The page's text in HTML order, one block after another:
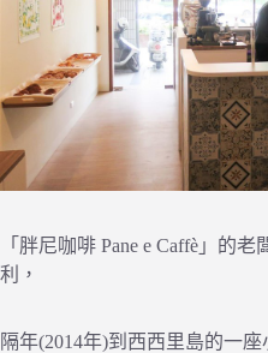
「胖尼咖啡 Pane e Caffè」的
利，
隔年(2014年)到西西里島的一座